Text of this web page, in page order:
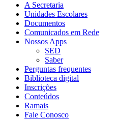
A Secretaria
Unidades Escolares
Documentos
Comunicados em Rede
Nossos Apps
SED
Saber
Perguntas frequentes
Biblioteca digital
Inscrições
Conteúdos
Ramais
Fale Conosco